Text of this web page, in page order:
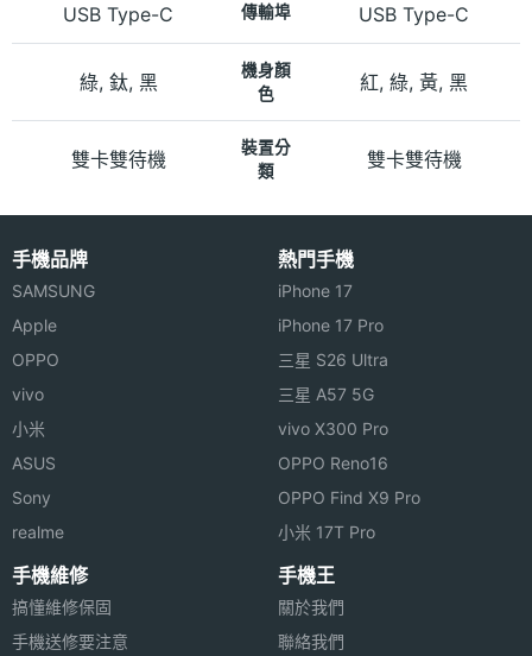
USB Type-C 傳輸埠 USB Type-C
綠, 鈦, 黑
機身顏
色
紅, 綠, 黃, 黑
雙卡雙待機
裝置分
類
雙卡雙待機
手機品牌
SAMSUNG
Apple
OPPO
vivo
小米
ASUS
Sony
realme
熱門手機
iPhone 17
iPhone 17 Pro
三星 S26 Ultra
三星 A57 5G
vivo X300 Pro
OPPO Reno16
OPPO Find X9 Pro
小米 17T Pro
手機維修
搞懂維修保固
手機送修要注意
手機王
關於我們
聯絡我們